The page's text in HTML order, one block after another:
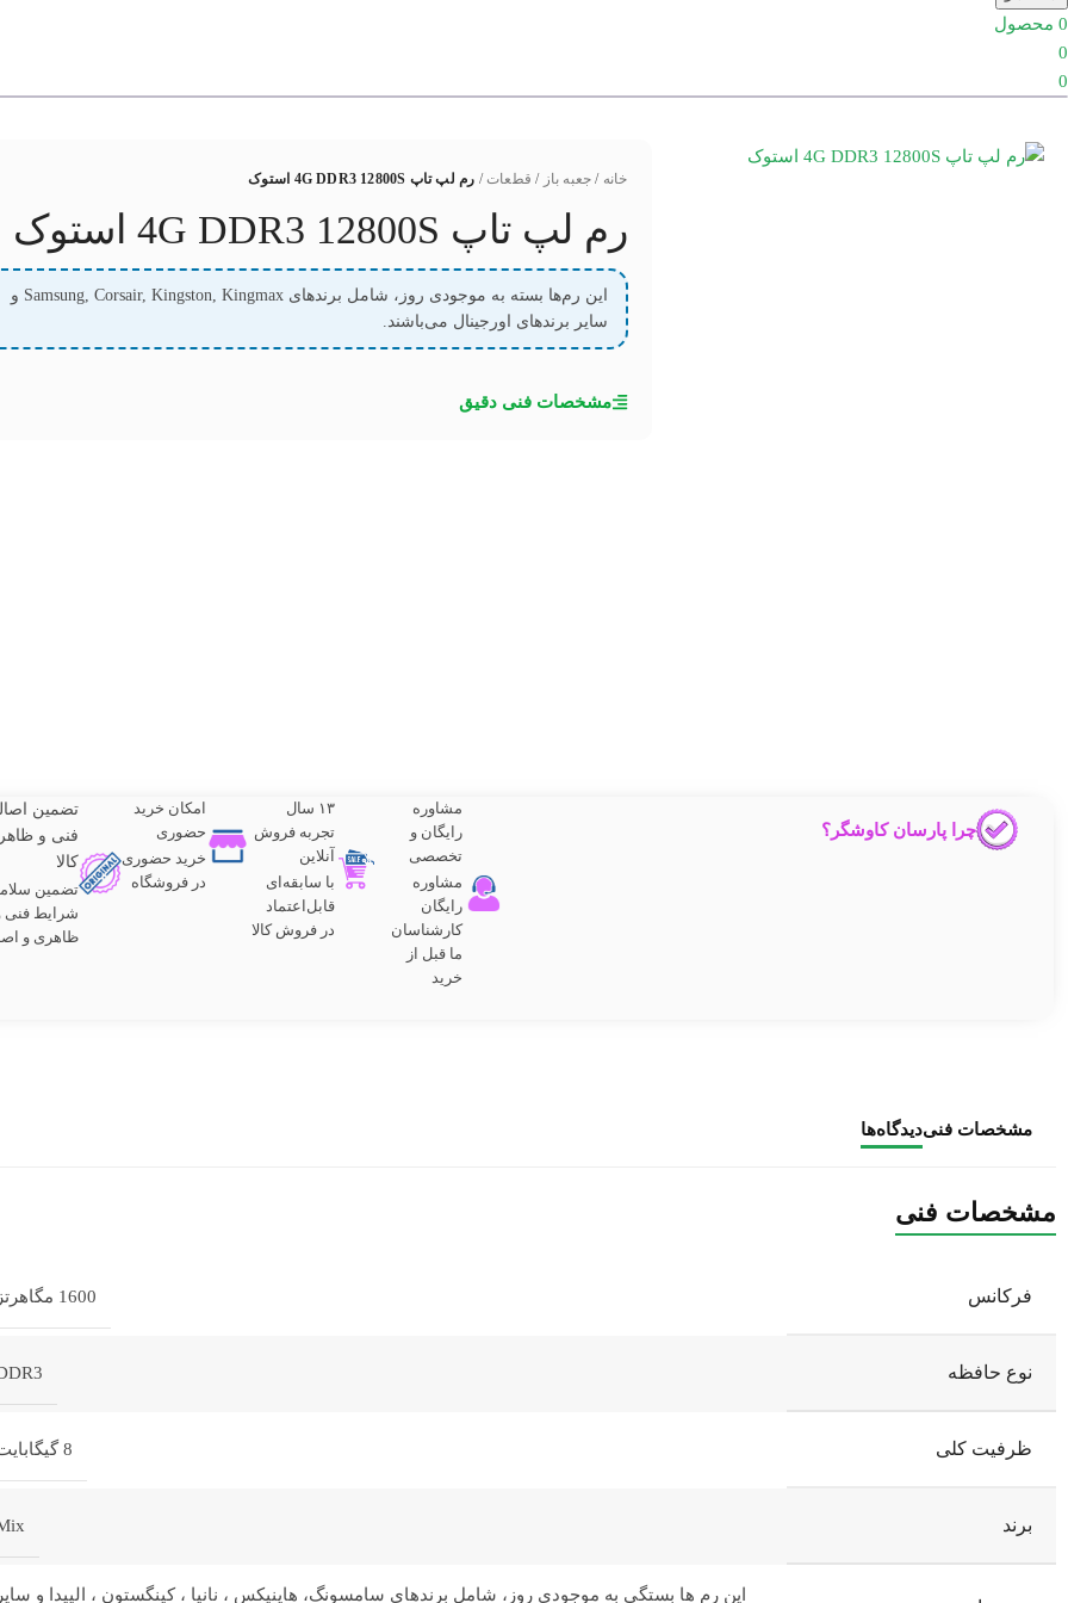
0 محصول
0
0
خانه / جعبه باز / قطعات/ رم لپ تاپ 4G DDR3 12800S استوک
رم لپ تاپ 4G DDR3 12800S استوک
این رم‌ها بسته به موجودی روز، شامل برندهای Samsung, Corsair, Kingston, Kingmax و
سایر برندهای اورجینال می‌باشند.
مشخصات فنی دقیق
چرا پارسان کاوشگر؟
مشاوره
رایگان و
تخصصی
مشاوره
رایگان
کارشناسان
ما قبل از
خرید
۱۳ سال
تجربه فروش
آنلاین
با سابقه‌ای
قابل‌اعتماد
در فروش کالا
امکان خرید
حضوری
خرید حضوری
در فروشگاه
تضمین
فنی و
کالا
تضمین
شرایط فنی
ظاهری و
مشخصات فنیدیدگاه‌ها
مشخصات فنی
فرکانس 1600 مگاهرتز
نوع حافظه
ظرفیت کلی 8 گیگابایت
برند
این رم ها بستگی به موجودی روز، شامل برندهای سامسونگ، هاینیکس ، نانیا ، کینگستون ، الپیدا و